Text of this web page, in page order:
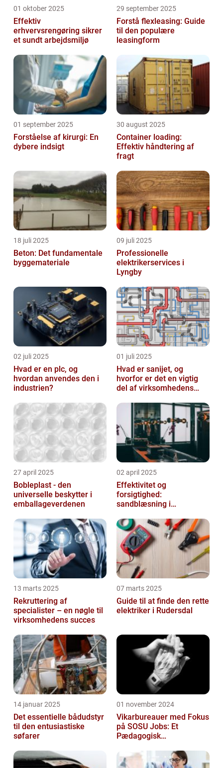
01 oktober 2025
Effektiv
erhvervsrengøring sikrer
et sundt arbejdsmiljø
29 september 2025
Forstå flexleasing: Guide
til den populære
leasingform
01 september 2025
Forståelse af kirurgi: En
dybere indsigt
30 august 2025
Container loading:
Effektiv håndtering af
fragt
18 juli 2025
Beton: Det fundamentale
byggemateriale
09 juli 2025
Professionelle
elektrikerservices i
Lyngby
02 juli 2025
Hvad er en plc, og
hvordan anvendes den i
industrien?
01 juli 2025
Hvad er sanijet, og
hvorfor er det en vigtig
del af virksomhedens
27 april 2025
Bobleplast - den
universelle beskytter i
emballageverdenen
02 april 2025
Effektivitet og
forsigtighed:
sandblæsning i
13 marts 2025
Rekruttering af
specialister – en nøgle til
virksomhedens succes
07 marts 2025
Guide til at finde den rette
elektriker i Rudersdal
14 januar 2025
Det essentielle bådudstyr
til den entusiastiske
søfarer
01 november 2024
Vikarbureauer med Fokus
på SOSU Jobs: Et
Pædagogisk